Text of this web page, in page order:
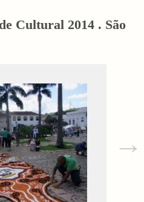
Cultural 2014 . São
→